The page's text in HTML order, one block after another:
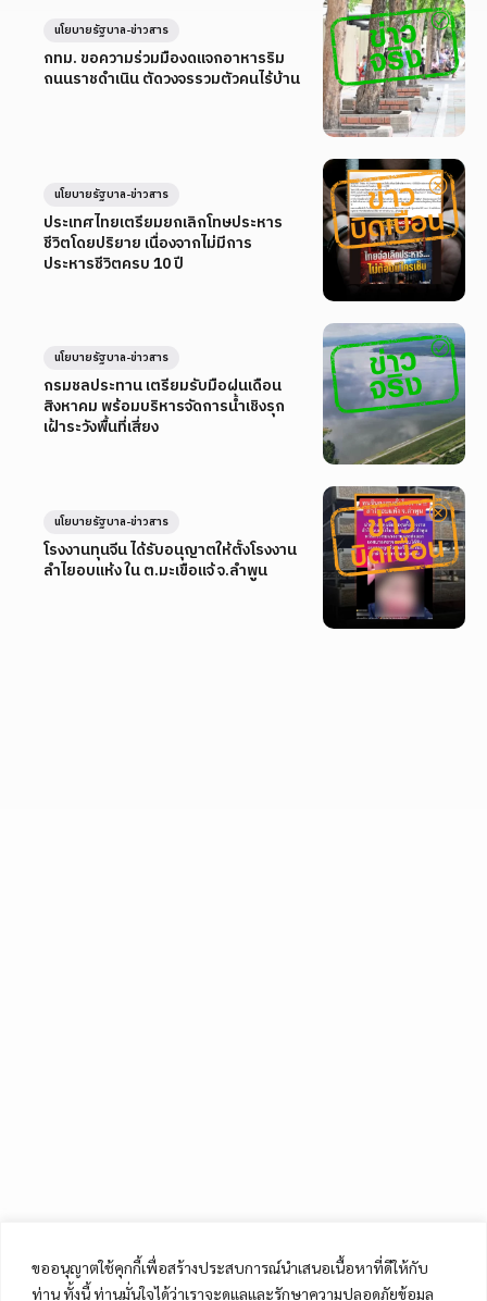
ขออนุญาตใช้คุกกี้เพื่อสร้างประสบการณ์นำเสนอเนื้อหาที่ดีให้กับ
ท่าน ทั้งนี้ ท่านมั่นใจได้ว่าเราจะดูแลและรักษาความปลอดภัยข้อมูล
กทม. ขอความร่วมมืองดแจกอาหารริม
ถนนราชดำเนิน ตัดวงจรรวมตัวคนไร้บ้าน
นโยบายรัฐบาล-ข่าวสาร
ประเทศไทยเตรียมยกเลิกโทษประหาร
ชีวิตโดยปริยาย เนื่องจากไม่มีการ
ประหารชีวิตครบ 10 ปี
นโยบายรัฐบาล-ข่าวสาร
กรมชลประทาน เตรียมรับมือฝนเดือน
สิงหาคม พร้อมบริหารจัดการน้ำเชิงรุก
เฝ้าระวังพื้นที่เสี่ยง
นโยบายรัฐบาล-ข่าวสาร
โรงงานทุนจีน ได้รับอนุญาตให้ตั้งโรงงาน
ลำไยอบแห้ง ใน ต.มะเขือแจ้ จ.ลำพูน
นโยบายรัฐบาล-ข่าวสาร